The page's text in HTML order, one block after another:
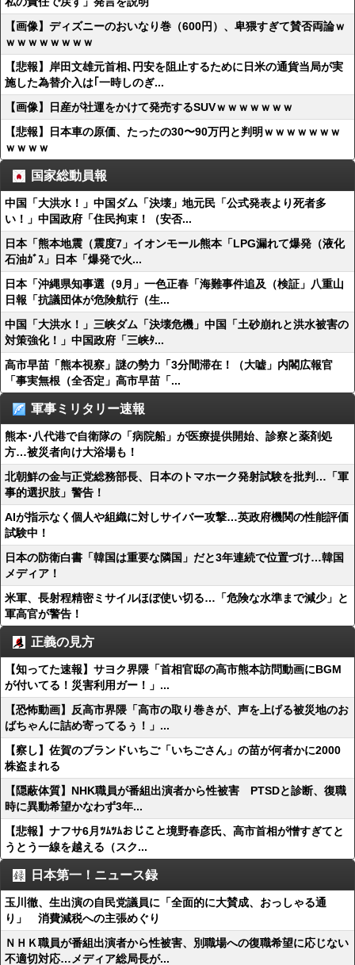
【画像】ディズニーのおいなり巻（600円）、卑猥すぎて賛否両論ｗ
ｗｗｗｗｗｗｗｗ
【悲報】岸田文雄元首相､円安を阻止するために日米の通貨当局が実
施した為替介入は｢一時しのぎ...
【画像】日産が社運をかけて発売するSUVｗｗｗｗｗｗｗ
【悲報】日本車の原価、たったの30〜90万円と判明ｗｗｗｗｗｗｗ
ｗｗｗｗ
国家総動員報
中国「大洪水！」中国ダム「決壊」地元民「公式発表より死者多
い！」中国政府「住民拘束！（安否...
日本「熊本地震（震度7」イオンモール熊本「LPG漏れて爆発（液化
石油ｶﾞｽ」日本「爆発で火...
日本「沖縄県知事選（9月」一色正春「海難事件追及（検証」八重山
日報「抗議団体が危険航行（生...
中国「大洪水！」三峡ダム「決壊危機」中国「土砂崩れと洪水被害の
対策強化！」中国政府「三峡ﾀ...
高市早苗「熊本視察」謎の勢力「3分間滞在！（大嘘」内閣広報官
「事実無根（全否定」高市早苗「...
軍事ミリタリー速報
熊本･八代港で自衛隊の「病院船」が医療提供開始、診察と薬剤処
方…被災者向け大浴場も！
北朝鮮の金与正党総務部長、日本のトマホーク発射試験を批判…「軍
事的選択肢」警告！
AIが指示なく個人や組織に対しサイバー攻撃…英政府機関の性能評価
試験中！
日本の防衛白書「韓国は重要な隣国」だと3年連続で位置づけ…韓国
メディア！
米軍、長射程精密ミサイルほぼ使い切る…「危険な水準まで減少」と
軍高官が警告！
正義の見方
【知ってた速報】サヨク界隈「首相官邸の高市熊本訪問動画にBGM
が付いてる！災害利用ガー！」...
【恐怖動画】反高市界隈「高市の取り巻きが、声を上げる被災地のお
ばちゃんに詰め寄ってるぅ！」...
【察し】佐賀のブランドいちご「いちごさん」の苗が何者かに2000
株盗まれる
【隠蔽体質】NHK職員が番組出演者から性被害 PTSDと診断、復職
時に異動希望かなわず3年...
【悲報】ナフサ6月ﾂﾑﾂﾑおじこと境野春彦氏、高市首相が憎すぎてと
うとう一線を越える（スク...
日本第一！ニュース録
玉川徹、生出演の自民党議員に「全面的に大賛成、おっしゃる通
り」 消費減税への主張めぐり
ＮＨＫ職員が番組出演者から性被害、別職場への復職希望に応じない
不適切対応…メディア総局長が...